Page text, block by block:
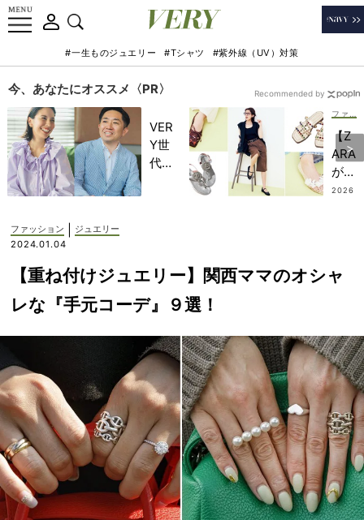
#一生ものジュエリー #Tシャツ #紫外線（UV）対策
今、あなたにオススメ〈PR〉
VER
Y世
代が
んと
考え
る
ぜ
今、
NO
T A
HO
TEL
な
の？
」
【Z
ARA
が大
ヒッ
「甘
ズ」
カタ
ロ
グ！
ゆる
カジ
ュア
ルの
鮮度
アッ
プに
2026
Recommended by
ファッション
ジュエリー
2024.01.04
【重ね付けジュエリー】関西ママのオシャ
レな『手元コーデ』９選！